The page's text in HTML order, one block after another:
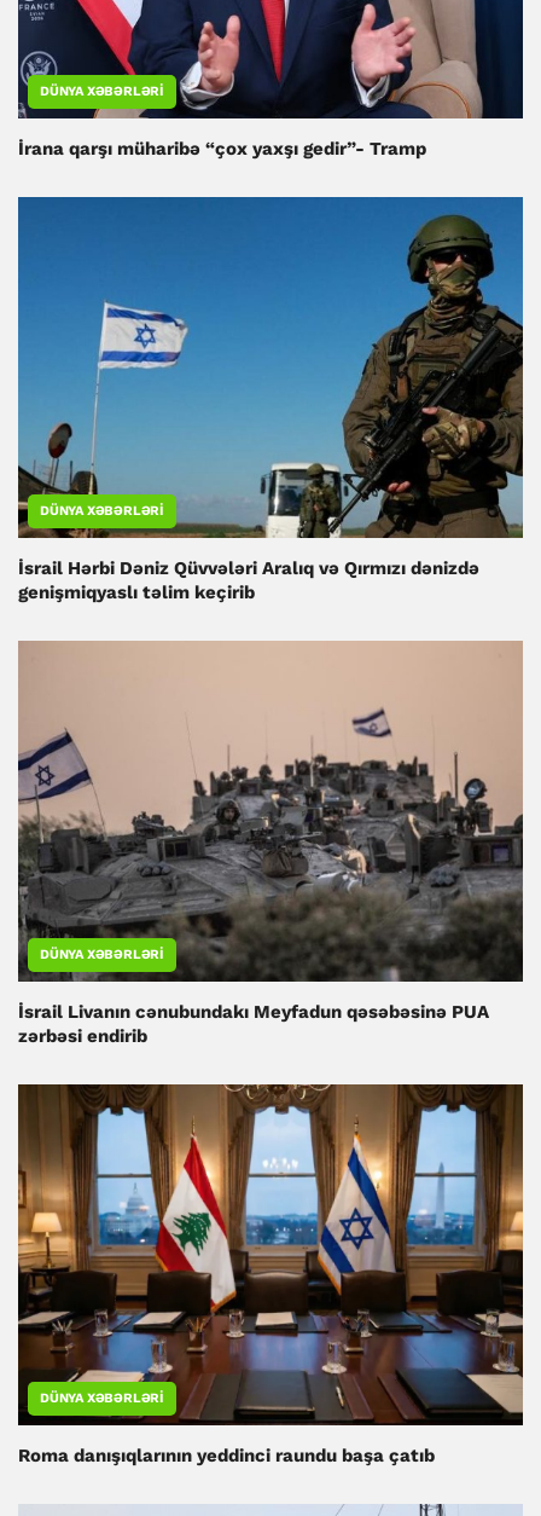
DÜNYA XƏBƏRLƏRI
İrana qarşı müharibə “çox yaxşı gedir”- Tramp
DÜNYA XƏBƏRLƏRI
İsrail Hərbi Dəniz Qüvvələri Aralıq və Qırmızı dənizdə
genişmiqyaslı təlim keçirib
DÜNYA XƏBƏRLƏRI
İsrail Livanın cənubundakı Meyfadun qəsəbəsinə PUA
zərbəsi endirib
DÜNYA XƏBƏRLƏRI
Roma danışıqlarının yeddinci raundu başa çatıb